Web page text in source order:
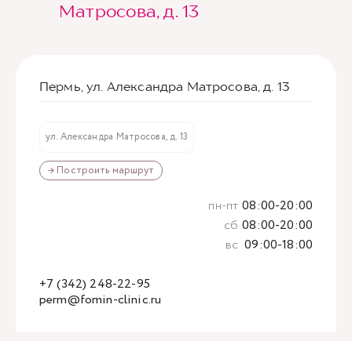
Матросова, д. 13
Пермь, ул. Александра Матросова, д. 13
ул. Александра Матросова, д. 13
→ Построить маршрут
perm@fomin-clinic.ru
+7 (342) 248-22-95
пн-пт 08:00-20:00
сб 08:00-20:00
вс 09:00-18:00